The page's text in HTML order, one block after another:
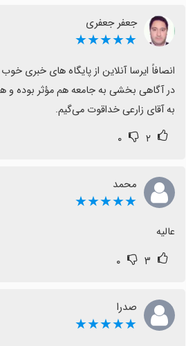
جعفر جعفری
★★★★★
به آقای زارعی خداقوت می‌گیم.
۲ ۰
محمد
★★★★★
عالیه
۳ ۰
صدرا
★★★★★